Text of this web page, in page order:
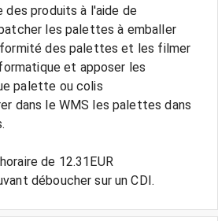
des produits à l'aide de
les palettes à emballer
des palettes et les filmer
et apposer les
palette ou colis
dans le WMS les palettes dans
de 12.31EUR
déboucher sur un CDI.